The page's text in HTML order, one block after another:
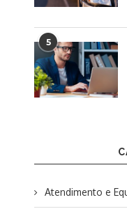
5
Atendimento e